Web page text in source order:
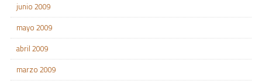
junio 2009
mayo 2009
abril 2009
marzo 2009